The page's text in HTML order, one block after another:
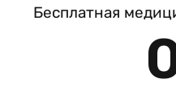
Бесплатная